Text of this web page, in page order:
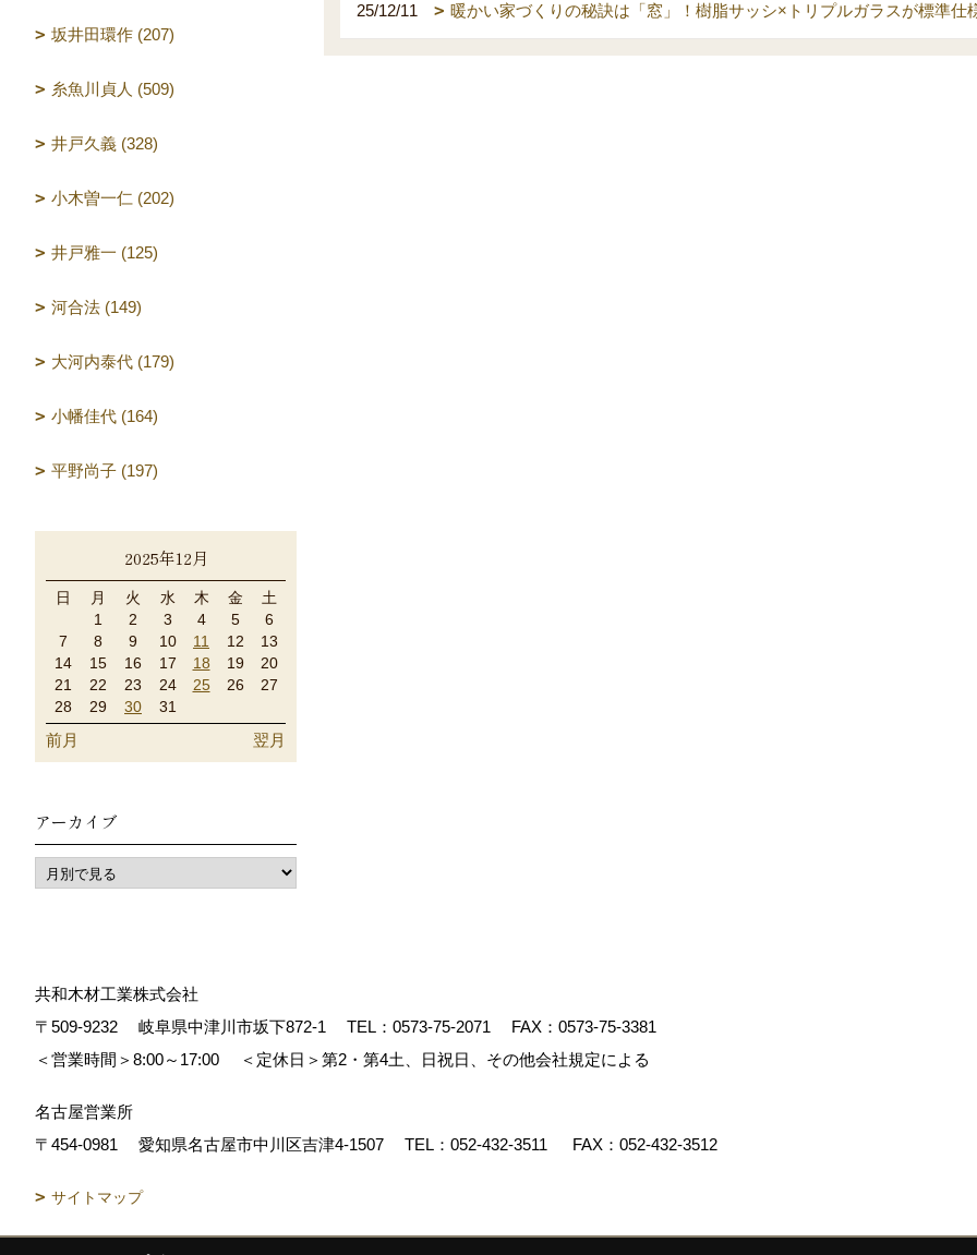
25/12/11 暖かい家づくりの秘訣は「窓」！樹脂サッシ×トリプルガラスが標準仕
坂井田環作 (207)
糸魚川貞人 (509)
井戸久義 (328)
小木曽一仁 (202)
井戸雅一 (125)
河合法 (149)
大河内泰代 (179)
小幡佳代 (164)
平野尚子 (197)
2025年12月
日 月 火 水 木 金
土
1
2 3 4 5
6
7
8 9 10 11 12
13
14
15 16 17 18 19
20
21
22 23 24 25 26
27
28
29 30 31
前月 翌月
アーカイブ
共和木材工業株式会社
〒509-9232
岐阜県中津川市坂下872‐1 TEL： 0573-75-2071
FAX：0573-75-3381
＜営業時間＞8:00～17:00
＜定休日＞第2・第4土、日祝日、その他会社規定による
名古屋営業所
〒454-0981
愛知県名古屋市中川区吉津4-1507 TEL： 052-432-3511 FAX：052-432-3512
サイトマップ